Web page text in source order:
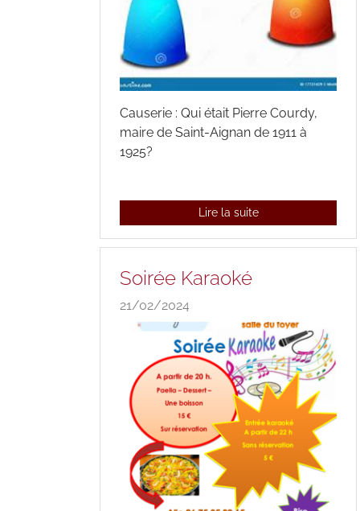
Causerie : Qui était Pierre Courdy,
maire de Saint-Aignan de 1911 à
1925?
Lire la suite
Soirée Karaoké
21/02/2024